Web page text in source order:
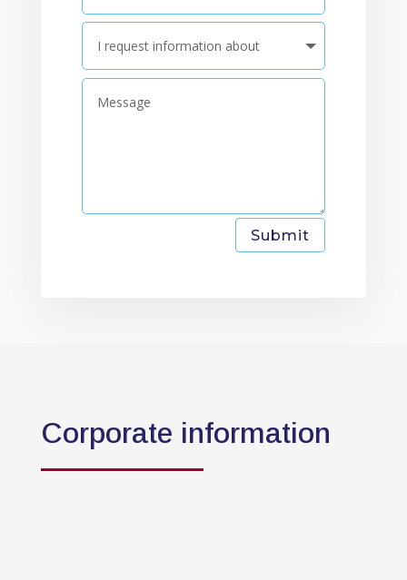
Submit
Corporate information